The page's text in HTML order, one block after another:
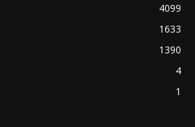
4099
1633
1390
4
1